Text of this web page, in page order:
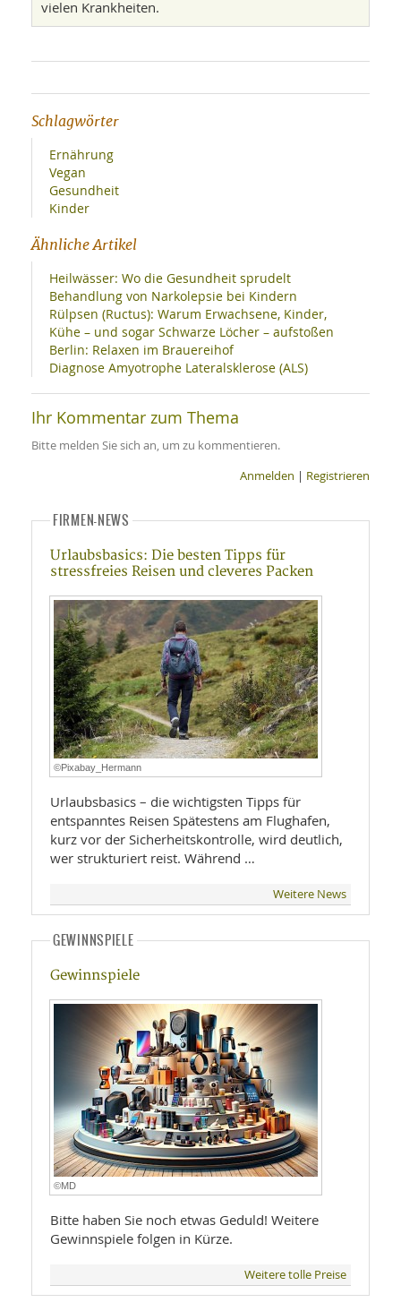
vielen Krankheiten.
Schlagwörter
Ernährung
Vegan
Gesundheit
Kinder
Ähnliche Artikel
Heilwässer: Wo die Gesundheit sprudelt
Behandlung von Narkolepsie bei Kindern
Rülpsen (Ructus): Warum Erwachsene, Kinder,
Kühe – und sogar Schwarze Löcher – aufstoßen
Berlin: Relaxen im Brauereihof
Diagnose Amyotrophe Lateralsklerose (ALS)
Ihr Kommentar zum Thema
Bitte melden Sie sich an, um zu kommentieren.
Anmelden | Registrieren
FIRMEN-NEWS
Urlaubsbasics: Die besten Tipps für
stressfreies Reisen und cleveres Packen
©Pixabay_Hermann
Urlaubsbasics – die wichtigsten Tipps für
entspanntes Reisen Spätestens am Flughafen,
kurz vor der Sicherheitskontrolle, wird deutlich,
wer strukturiert reist. Während …
Weitere News
GEWINNSPIELE
Gewinnspiele
©MD
Bitte haben Sie noch etwas Geduld! Weitere
Gewinnspiele folgen in Kürze.
Weitere tolle Preise